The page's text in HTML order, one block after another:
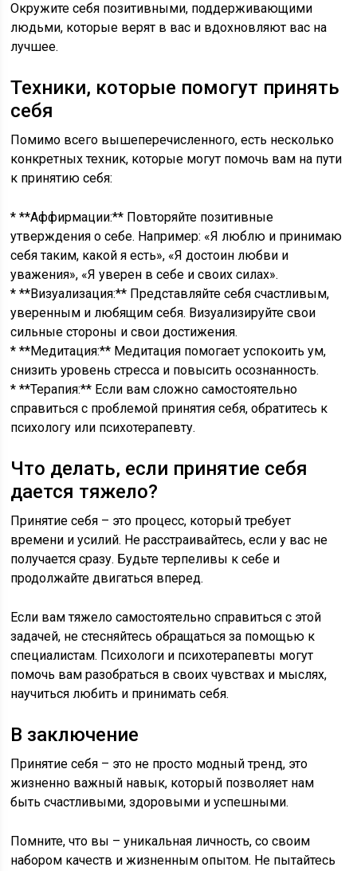
Окружите себя позитивными, поддерживающими
людьми, которые верят в вас и вдохновляют вас на
лучшее.
Техники, которые помогут принять
себя
Помимо всего вышеперечисленного, есть несколько
конкретных техник, которые могут помочь вам на пути
к принятию себя:
* **Аффирмации:** Повторяйте позитивные
утверждения о себе. Например: «Я люблю и принимаю
себя таким, какой я есть», «Я достоин любви и
уважения», «Я уверен в себе и своих силах».
* **Визуализация:** Представляйте себя счастливым,
уверенным и любящим себя. Визуализируйте свои
сильные стороны и свои достижения.
* **Медитация:** Медитация помогает успокоить ум,
снизить уровень стресса и повысить осознанность.
* **Терапия:** Если вам сложно самостоятельно
справиться с проблемой принятия себя, обратитесь к
психологу или психотерапевту.
Что делать, если принятие себя
дается тяжело?
Принятие себя – это процесс, который требует
времени и усилий. Не расстраивайтесь, если у вас не
получается сразу. Будьте терпеливы к себе и
продолжайте двигаться вперед.
Если вам тяжело самостоятельно справиться с этой
задачей, не стесняйтесь обращаться за помощью к
специалистам. Психологи и психотерапевты могут
помочь вам разобраться в своих чувствах и мыслях,
научиться любить и принимать себя.
В заключение
Принятие себя – это не просто модный тренд, это
жизненно важный навык, который позволяет нам
быть счастливыми, здоровыми и успешными.
Помните, что вы – уникальная личность, со своим
набором качеств и жизненным опытом. Не пытайтесь